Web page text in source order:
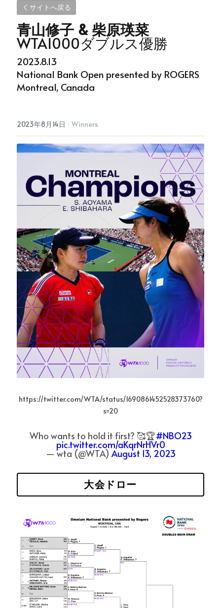
サイトへ戻る
青山修子 & 柴原瑛菜
WTA1000ダブルス優勝
2023.8.13
National Bank Open presented by ROGERS
Montreal, Canada
2023年8月14日 · Winners
https://twitter.com/WTA/status/1690861452528373760?
s=20
Who wants to hold it first? 🥰🏆#NBO23
pic.twitter.com/aKqrNrHVr0
— wta (@WTA) August 13, 2023
大会ドロー